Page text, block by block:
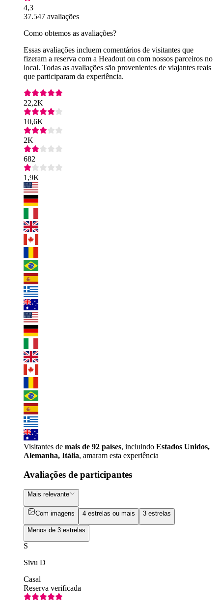
4,3
37.547 avaliações
Como obtemos as avaliações?
Essas avaliações incluem comentários de visitantes que
fizeram a reserva com a Headout ou com nossos parceiros no
local. Todas as avaliações são provenientes de viajantes reais
que participaram da experiência.
22,2K
10,6K
2K
682
1,9K
Visitantes de mais de 92 países, incluindo Estados Unidos,
Alemanha, Itália, amaram esta experiência
Avaliações de participantes
Mais relevante
Com imagens 4 estrelas ou mais 3 estrelas
Menos de 3 estrelas
S
Sivu D
Casal
Reserva verificada